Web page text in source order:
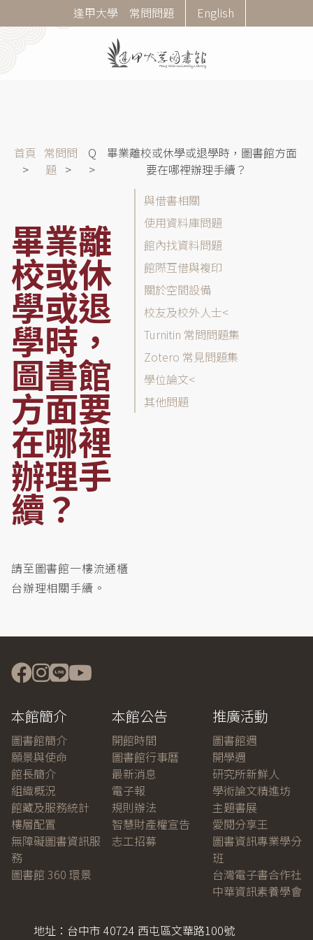
至
Corner
Menu
逢甲大學 常問問題 English
導
首頁 常問問
題
Q
畢業離校或休學或退學時，圖書館方面
要在哪裡辦理手續？
畢業離
校或休
學或退
學時，
圖書館
方面要
在哪裡
辦理手
續？
請至圖書館一樓流通櫃
台辦理相關手續。
題
(FAQ)
分
類
列
表
與借書相關
使用資料庫問題
館內找資料問題
館際互借與複印
關於空間設備
校友及校外人士
Turnitin 常問問題集
Zotero 常見問題集
學位論文
其他問題
本館簡介
圖書館簡介
願景與使命
館長簡介
組織概況
館藏及服務統計
樓層配置
無障礙圖書資訊服
務
圖書館 360 環景
本館公告
開館時間
圖書館行事曆
最新消息
電子報
規則辦法
智慧財產權宣告
志工招募
推廣活動
圖書館週
開學週
研究所新鮮人
學術論文精進坊
主題書展
愛閱分享王
圖書資訊專業學分
班
台灣電子書合作社
中華資訊素養學會
地址：台中市 40724 西屯區文華路100號